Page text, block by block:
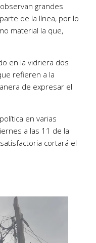
grandes
de la línea, por lo
material la que,
en la vidriera dos
refieren a la
de expresar el
en varias
a las 11 de la
cortará el